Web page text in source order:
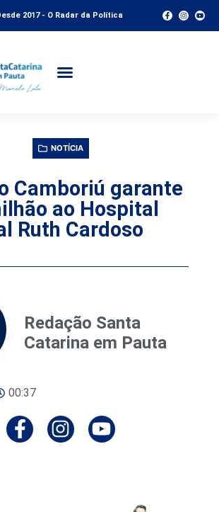
2017 - O Radar da Política
NOTÍCIA
Camboriú garante
ao Hospital
Ruth Cardoso
Redação Santa
Catarina em Pauta
00:37